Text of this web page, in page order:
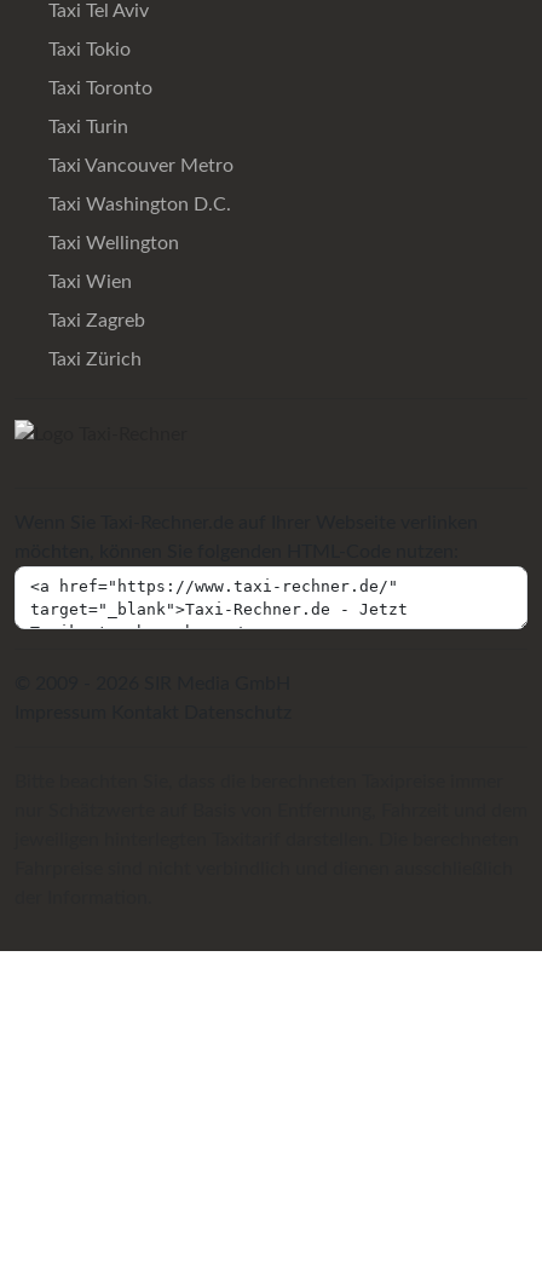
Taxi Tel Aviv
Taxi Tokio
Taxi Toronto
Taxi Turin
Taxi Vancouver Metro
Taxi Washington D.C.
Taxi Wellington
Taxi Wien
Taxi Zagreb
Taxi Zürich